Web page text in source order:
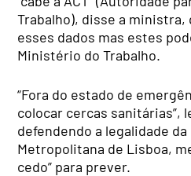
Trabalho), disse a
esses dados mas estes
Ministério do Trabalho.
“Fora do estado de
colocar cercas sanitárias”,
defendendo a legalidade
Metropolitana de Lisboa,
cedo” para prever.